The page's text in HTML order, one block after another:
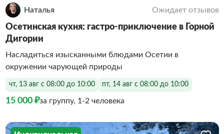
Наталья Ожидает отзывов
Осетинская кухня: гастро-приключение в Горной
Дигории
Насладиться изысканными блюдами Осетии в
окружении чарующей природы
чт, 13 авг с 08:00 до 10:00 пт, 14 авг с 08:00 до 10:00
15 000 ₽за группу, 1-2 человека